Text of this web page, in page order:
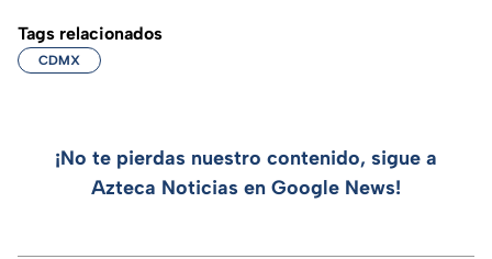
Tags relacionados
CDMX
¡No te pierdas nuestro contenido, sigue a
Azteca Noticias en Google News!